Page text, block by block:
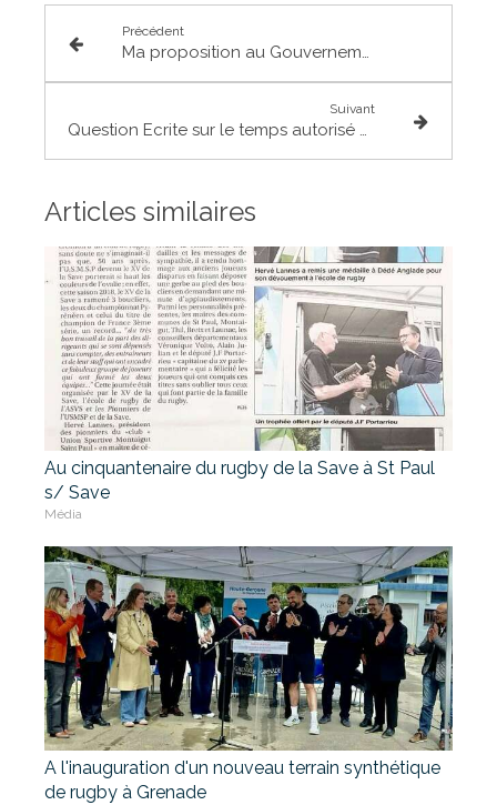
Précédent
Ma proposition au Gouvernement d'utiliser le carnet de liaison scolaire comme support des valeurs de la République
Suivant
Question Ecrite sur le temps autorisé aux salariés pour exercer un mandat local
Articles similaires
Au cinquantenaire du rugby de la Save à St Paul
s/ Save
Média
A l'inauguration d'un nouveau terrain synthétique
de rugby à Grenade